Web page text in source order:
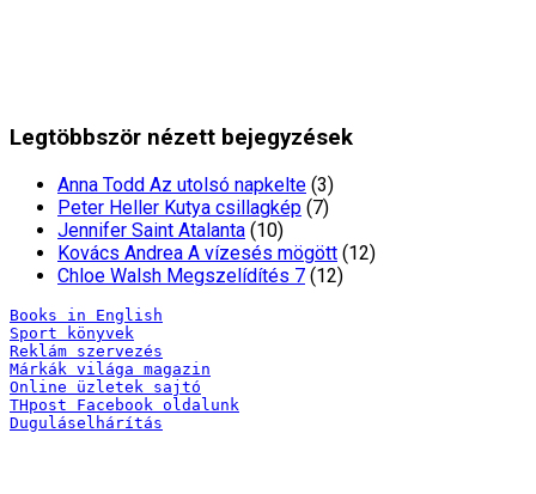
Legtöbbször nézett bejegyzések
Anna Todd Az utolsó napkelte (3)
Peter Heller Kutya csillagkép (7)
Jennifer Saint Atalanta (10)
Kovács Andrea A vízesés mögött (12)
Chloe Walsh Megszelídítés 7 (12)
Books in English
Sport könyvek
Reklám szervezés
Márkák világa magazin
Online üzletek sajtó
THpost Facebook oldalunk
Duguláselhárítás